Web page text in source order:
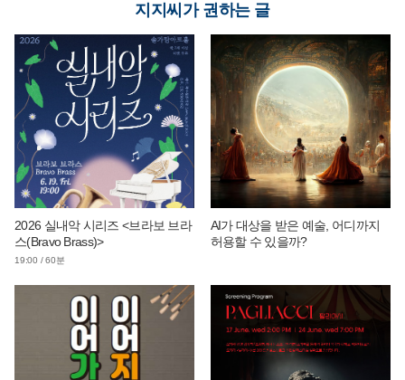
지지씨가 권하는 글
2026 실내악 시리즈 <브라보 브라
스(Bravo Brass)>
19:00 / 60분
AI가 대상을 받은 예술, 어디까지
허용할 수 있을까?